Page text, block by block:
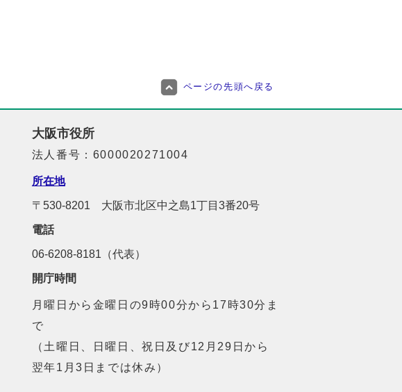
ページの先頭へ戻る
大阪市役所
法人番号：6000020271004
所在地
〒530-8201 大阪市北区中之島1丁目3番20号
電話
06-6208-8181（代表）
開庁時間
月曜日から金曜日の9時00分から17時30分ま
で
（土曜日、日曜日、祝日及び12月29日から
翌年1月3日までは休み）